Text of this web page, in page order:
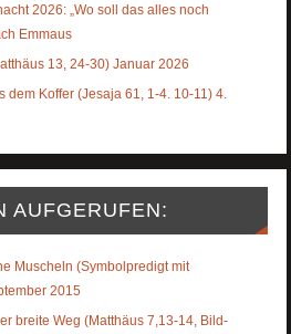
2026: „Wo soll das alles noch
Emmaus
13, 24-30) Januar 2026
dem Koffer (Jesaja 61, 1-4. 10-11) 4.
AUFGERUFEN:
Muscheln (Symbolpredigt mit
2015
breite Weg (Matthäus 7,13-14, Bild-